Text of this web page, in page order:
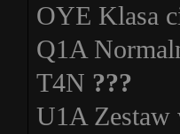
OYE Klasa
Q1A
T4N ???
U1A Zestaw